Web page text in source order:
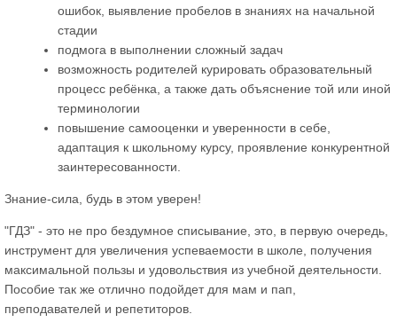
ошибок, выявление пробелов в знаниях на начальной
стадии
подмога в выполнении сложный задач
возможность родителей курировать образовательный
процесс ребёнка, а также дать объяснение той или иной
терминологии
повышение самооценки и уверенности в себе,
адаптация к школьному курсу, проявление конкурентной
заинтересованности.
Знание-сила, будь в этом уверен!
"ГДЗ" - это не про бездумное списывание, это, в первую очередь,
инструмент для увеличения успеваемости в школе, получения
максимальной пользы и удовольствия из учебной деятельности.
Пособие так же отлично подойдет для мам и пап,
преподавателей и репетиторов.